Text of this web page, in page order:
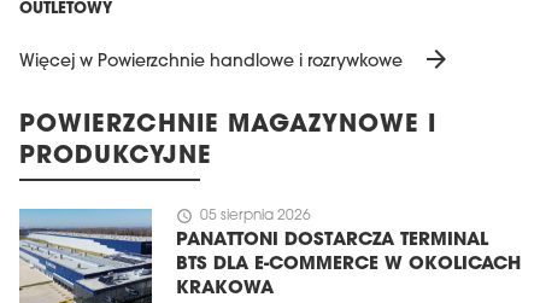
OUTLETOWY
Więcej w Powierzchnie handlowe i rozrywkowe arrow_forward
POWIERZCHNIE MAGAZYNOWE I
PRODUKCYJNE
schedule 05 sierpnia 2026
PANATTONI DOSTARCZA TERMINAL
BTS DLA E-COMMERCE W OKOLICACH
KRAKOWA